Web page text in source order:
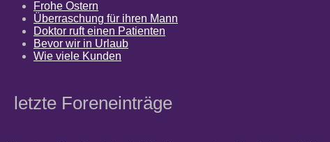
Frohe Ostern
Überraschung für ihren Mann
Doktor ruft einen Patienten
Bevor wir in Urlaub
Wie viele Kunden
letzte Foreneinträge